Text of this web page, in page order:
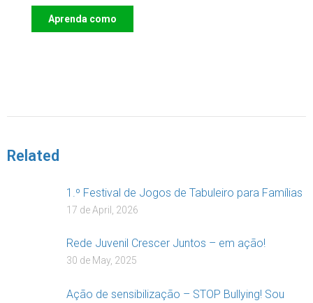
Aprenda como
Related
1.º Festival de Jogos de Tabuleiro para Famílias
17 de April, 2026
Rede Juvenil Crescer Juntos – em ação!
30 de May, 2025
Ação de sensibilização – STOP Bullying! Sou